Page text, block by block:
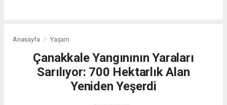
Anasayfa Yaşam
Çanakkale Yangınının Yaraları
Sarılıyor: 700 Hektarlık Alan
Yeniden Yeşerdi